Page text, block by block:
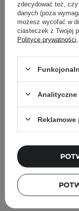
Inni
PROMOCJA NOWOŚĆ
Medicube -
zdecydować też,
danych (poza
możesz wycofać w
ciasteczek z Twojej
Polityce prywatności